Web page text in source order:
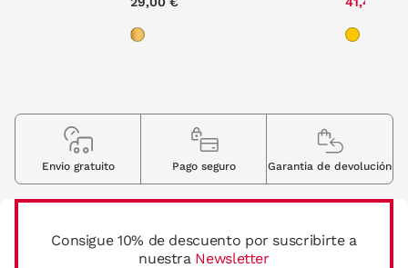
Consigue 10% de descuento por suscribirte a
nuestra Newsletter
Envio gratuito Pago seguro Garantia de devolución